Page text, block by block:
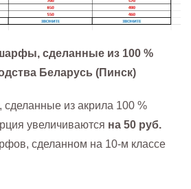
сделанные из 100 %
Беларусь (Пинск)
из акрила 100 %
увеличиваются на 50 руб.
сделанном на 10-м классе